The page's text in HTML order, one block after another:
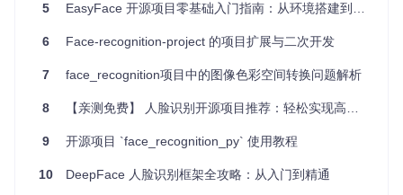
5 EasyFace 开源项目零基础入门指南：从环境搭建到人脸技术落地
6 Face-recognition-project 的项目扩展与二次开发
7 face_recognition项目中的图像色彩空间转换问题解析
8 【亲测免费】 人脸识别开源项目推荐：轻松实现高效人脸识别
9 开源项目 `face_recognition_py` 使用教程
10 DeepFace 人脸识别框架全攻略：从入门到精通